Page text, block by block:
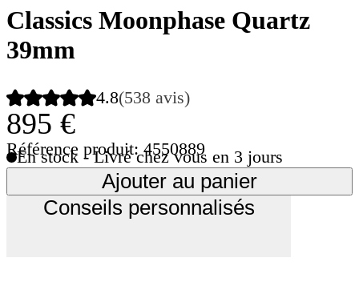
Classics Moonphase Quartz
39mm
4.8(538 avis)
895 €
Référence produit: 4550889
En stock - Livré chez vous en 3 jours
Ajouter au panier
Conseils personnalisés